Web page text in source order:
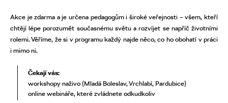
Akce je zdarma a je určena pedagogům i široké veřejnosti – všem, kteří
chtějí lépe porozumět současnému světu a rozvíjet se napříč životními
rolemi. Věříme, že si v programu každý najde něco, co ho obohatí v práci
i mimo ni.
Čekají vás:
workshopy naživo (Mladá Boleslav, Vrchlabí, Pardubice)
online webináře, které zvládnete odkudkoliv